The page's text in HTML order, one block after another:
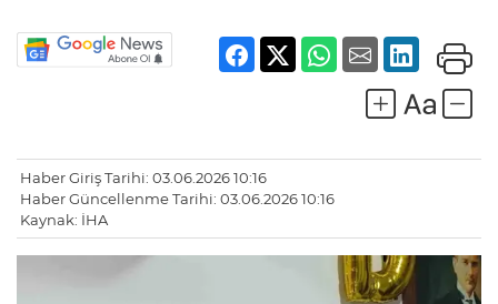
Haber Giriş Tarihi: 03.06.2026 10:16
Haber Güncellenme Tarihi: 03.06.2026 10:16
Kaynak: İHA